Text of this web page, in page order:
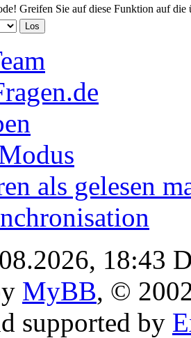
Greifen Sie auf diese Funktion auf
als gelesen
18:43
MyBB, ©
supported by